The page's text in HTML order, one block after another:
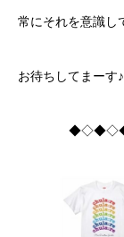
常にそれを意識し
お待ちしてまーす♪